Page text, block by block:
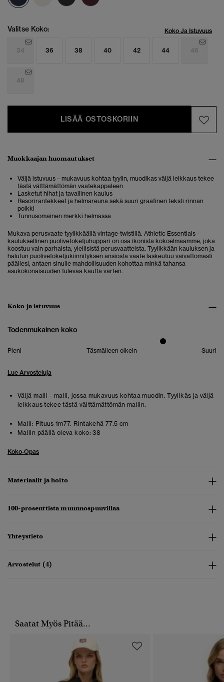
Valitse Koko: Koko Ja Istuvuus
34 36 38 40 42 44 46
48
LISÄÄ OSTOSKORIIN
Muokkaajan huomautukset
Väljä istuvuus – mukavuus kohtaa tyylin, muodikas väljä leikkaus tekee
tästä välttämättömän vaatekappaleen
Lasketut hihat ja tavallinen kaulus
Resorirantekkeet ja helmareuna sekä suuri graafinen teksti rinnan
poikki
Tunnusomainen merkki helmassa
Mukava perusvaate tyylikkäällä vintage-twistillä. Athletic Essentials -
kauluksellinen puolivetoketjuhuppari on osa ikonista kokoelmaamme, joka
koostuu vain parhaista, ylellisistä perusvaatteista. Tyylikkään kauluksen ja
halutun puolivetoketjukiinnityksen ansiosta vaate laskeutuu vaivattomasti
päällesi, antaen sinulle mahdollisuuden kohottaa minkä tahansa
asukokonaisuuden tulevaa kautta varten.
Koko ja istuvuus
Todenmukainen koko
Pieni Täsmälleen oikein Suuri
Lue Arvosteluja
Väljä malli – malli, jossa mukavuus kohtaa muodin. Tyylikäs ja väljä
leikkaus tekee tästä välttämättömän mallin.
Malli: Pituus 1m77. Rintakehä 77.5 cm
Mallin päällä oleva koko: 38
Koko-Opas
Materiaalit ja hoito
100-prosenttista muunnospuuvillaa
Yhteystieto
Arvostelut (4)
Saatat Myös Pitää...